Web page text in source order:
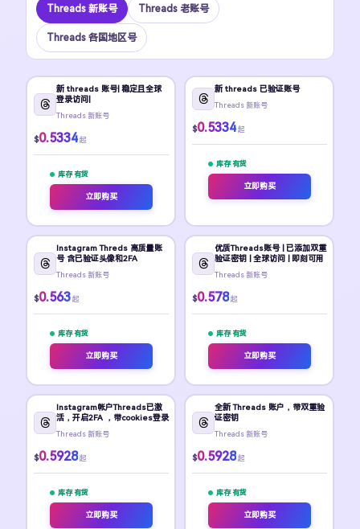
Threads 新账号 Threads 老账号
Threads 各国地区号
新 threads 账号| 稳定且全球
登录访问|
Threads 新账号
$0.5334 起
库存 有货
立即购买
新 threads 已验证账号
Threads 新账号
$0.5334 起
库存 有货
立即购买
Instagram Threds 高质量账
号 含已验证头像和2FA
Threads 新账号
$0.563 起
库存 有货
立即购买
优质Threads账号 | 已添加双重
验证密钥 | 全球访问 | 即刻可用
Threads 新账号
$0.578 起
库存 有货
立即购买
Instagram帐户Threads已激
活，开启2FA ，带cookies登录
Threads 新账号
$0.5928 起
库存 有货
立即购买
全新 Threads 账户，带双重验
证密钥
Threads 新账号
$0.5928 起
库存 有货
立即购买